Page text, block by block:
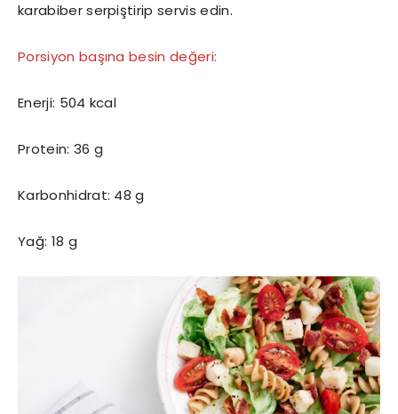
karabiber serpiştirip servis edin.
Porsiyon başına besin değeri:
Enerji: 504 kcal
Protein: 36 g
Karbonhidrat: 48 g
Yağ: 18 g